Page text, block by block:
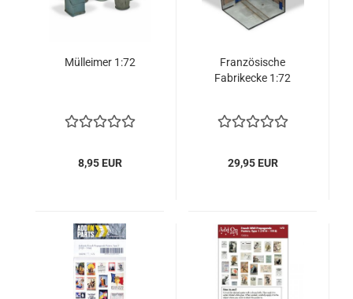
Mülleimer 1:72
8,95 EUR
Französische
Fabrikecke 1:72
29,95 EUR